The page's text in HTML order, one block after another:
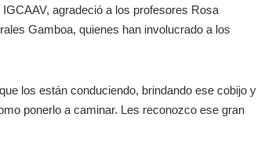
agradeció a los profesores Rosa
Gamboa, quienes han involucrado a los
los están conduciendo, brindando ese cobijo y
ponerlo a caminar. Les reconozco ese gran